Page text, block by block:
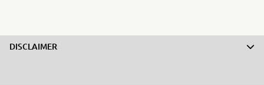
DISCLAIMER